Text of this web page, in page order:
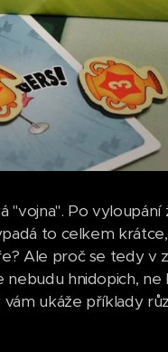
"vojna". Po vyloupání
to celkem
Ale proč se tedy v
hnidopich, ne
ukáže příklady